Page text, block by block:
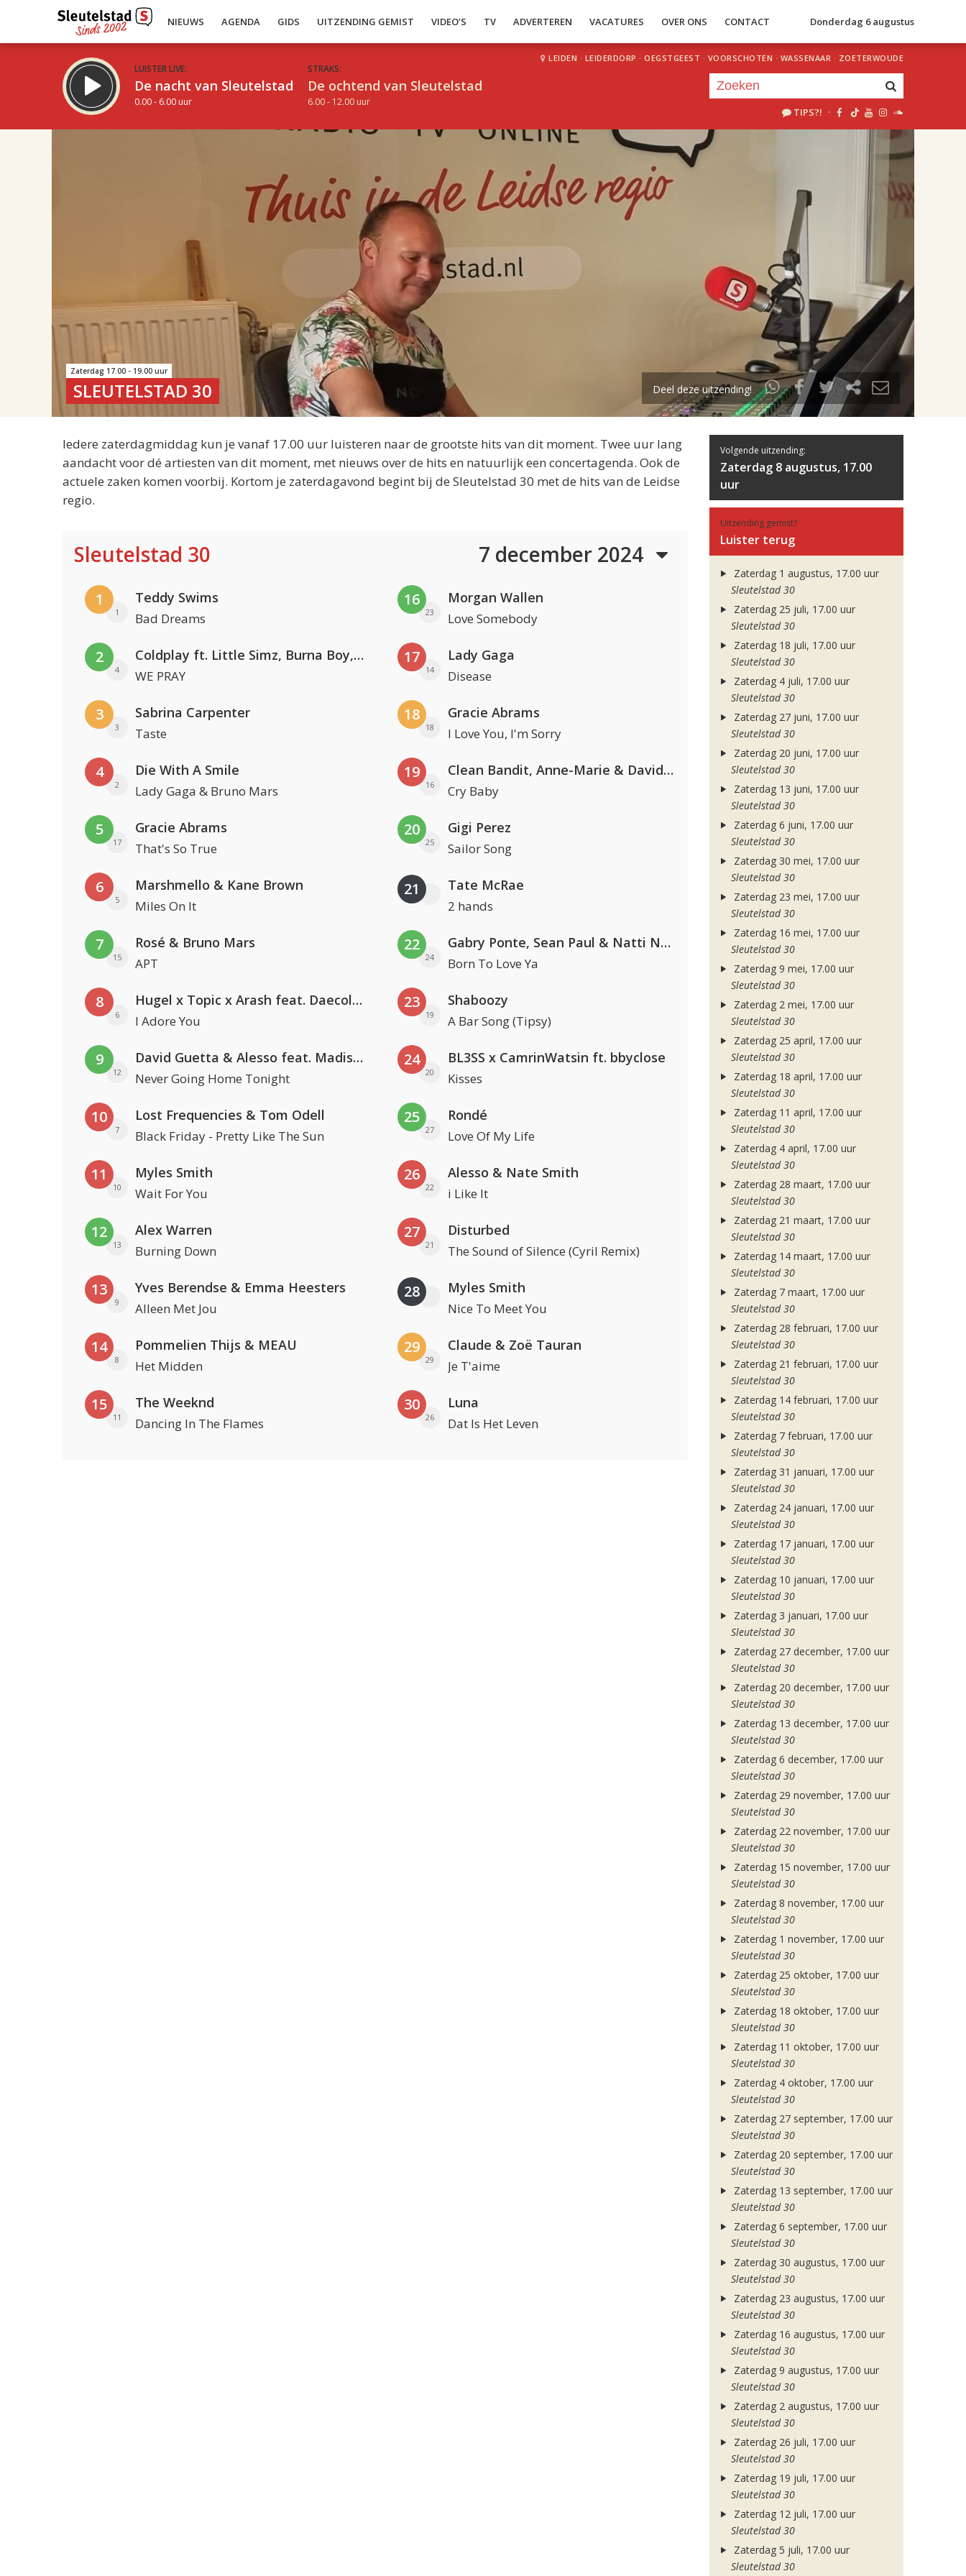
NIEUWS AGENDA GIDS UITZENDING GEMIST VIDEO’S TV ADVERTEREN VACATURES OVER ONS CONTACT Donderdag 6 augustus
LUISTER LIVE:
De nacht van Sleutelstad
0.00 - 6.00 uur
STRAKS:
De ochtend van Sleutelstad
6.00 - 12.00 uur
LEIDEN · LEIDERDORP · OEGSTGEEST · VOORSCHOTEN · WASSENAAR · ZOETERWOUDE
TIPS?! ·
uur 1 van 2
Volgend uur
Zaterdag 17.00 - 19.00 uur
SLEUTELSTAD 30 Deel deze uitzending!
Iedere zaterdagmiddag kun je vanaf 17.00 uur luisteren naar de grootste hits van dit moment. Twee uur lang
aandacht voor dé artiesten van dit moment, met nieuws over de hits en natuurlijk een concertagenda. Ook de
actuele zaken komen voorbij. Kortom je zaterdagavond begint bij de Sleutelstad 30 met de hits van de Leidse
regio.
Sleutelstad 30 7 december 2024
1
1
Teddy Swims
Bad Dreams
2
4
Coldplay ft. Little Simz, Burna Boy, Elyanna & Tini
WE PRAY
3
3
Sabrina Carpenter
Taste
4
2
Die With A Smile
Lady Gaga & Bruno Mars
5
17
Gracie Abrams
That's So True
6
5
Marshmello & Kane Brown
Miles On It
7
15
Rosé & Bruno Mars
APT
8
6
Hugel x Topic x Arash feat. Daecolm
I Adore You
9
12
David Guetta & Alesso feat. Madison Love
Never Going Home Tonight
10
7
Lost Frequencies & Tom Odell
Black Friday - Pretty Like The Sun
11
10
Myles Smith
Wait For You
12
13
Alex Warren
Burning Down
13
9
Yves Berendse & Emma Heesters
Alleen Met Jou
14
8
Pommelien Thijs & MEAU
Het Midden
15
11
The Weeknd
Dancing In The Flames
16
23
Morgan Wallen
Love Somebody
17
14
Lady Gaga
Disease
18
18
Gracie Abrams
I Love You, I'm Sorry
19
16
Clean Bandit, Anne-Marie & David Guetta
Cry Baby
20
25
Gigi Perez
Sailor Song
21 Tate McRae
2 hands
22
24
Gabry Ponte, Sean Paul & Natti Natasha
Born To Love Ya
23
19
Shaboozy
A Bar Song (Tipsy)
24
20
BL3SS x CamrinWatsin ft. bbyclose
Kisses
25
27
Rondé
Love Of My Life
26
22
Alesso & Nate Smith
i Like It
27
21
Disturbed
The Sound of Silence (Cyril Remix)
28 Myles Smith
Nice To Meet You
29
29
Claude & Zoë Tauran
Je T'aime
30
26
Luna
Dat Is Het Leven
Volgende uitzending:
Zaterdag 8 augustus, 17.00
uur
Uitzending gemist?
Luister terug
Zaterdag 1 augustus, 17.00 uur
Sleutelstad 30
Zaterdag 25 juli, 17.00 uur
Sleutelstad 30
Zaterdag 18 juli, 17.00 uur
Sleutelstad 30
Zaterdag 4 juli, 17.00 uur
Sleutelstad 30
Zaterdag 27 juni, 17.00 uur
Sleutelstad 30
Zaterdag 20 juni, 17.00 uur
Sleutelstad 30
Zaterdag 13 juni, 17.00 uur
Sleutelstad 30
Zaterdag 6 juni, 17.00 uur
Sleutelstad 30
Zaterdag 30 mei, 17.00 uur
Sleutelstad 30
Zaterdag 23 mei, 17.00 uur
Sleutelstad 30
Zaterdag 16 mei, 17.00 uur
Sleutelstad 30
Zaterdag 9 mei, 17.00 uur
Sleutelstad 30
Zaterdag 2 mei, 17.00 uur
Sleutelstad 30
Zaterdag 25 april, 17.00 uur
Sleutelstad 30
Zaterdag 18 april, 17.00 uur
Sleutelstad 30
Zaterdag 11 april, 17.00 uur
Sleutelstad 30
Zaterdag 4 april, 17.00 uur
Sleutelstad 30
Zaterdag 28 maart, 17.00 uur
Sleutelstad 30
Zaterdag 21 maart, 17.00 uur
Sleutelstad 30
Zaterdag 14 maart, 17.00 uur
Sleutelstad 30
Zaterdag 7 maart, 17.00 uur
Sleutelstad 30
Zaterdag 28 februari, 17.00 uur
Sleutelstad 30
Zaterdag 21 februari, 17.00 uur
Sleutelstad 30
Zaterdag 14 februari, 17.00 uur
Sleutelstad 30
Zaterdag 7 februari, 17.00 uur
Sleutelstad 30
Zaterdag 31 januari, 17.00 uur
Sleutelstad 30
Zaterdag 24 januari, 17.00 uur
Sleutelstad 30
Zaterdag 17 januari, 17.00 uur
Sleutelstad 30
Zaterdag 10 januari, 17.00 uur
Sleutelstad 30
Zaterdag 3 januari, 17.00 uur
Sleutelstad 30
Zaterdag 27 december, 17.00 uur
Sleutelstad 30
Zaterdag 20 december, 17.00 uur
Sleutelstad 30
Zaterdag 13 december, 17.00 uur
Sleutelstad 30
Zaterdag 6 december, 17.00 uur
Sleutelstad 30
Zaterdag 29 november, 17.00 uur
Sleutelstad 30
Zaterdag 22 november, 17.00 uur
Sleutelstad 30
Zaterdag 15 november, 17.00 uur
Sleutelstad 30
Zaterdag 8 november, 17.00 uur
Sleutelstad 30
Zaterdag 1 november, 17.00 uur
Sleutelstad 30
Zaterdag 25 oktober, 17.00 uur
Sleutelstad 30
Zaterdag 18 oktober, 17.00 uur
Sleutelstad 30
Zaterdag 11 oktober, 17.00 uur
Sleutelstad 30
Zaterdag 4 oktober, 17.00 uur
Sleutelstad 30
Zaterdag 27 september, 17.00 uur
Sleutelstad 30
Zaterdag 20 september, 17.00 uur
Sleutelstad 30
Zaterdag 13 september, 17.00 uur
Sleutelstad 30
Zaterdag 6 september, 17.00 uur
Sleutelstad 30
Zaterdag 30 augustus, 17.00 uur
Sleutelstad 30
Zaterdag 23 augustus, 17.00 uur
Sleutelstad 30
Zaterdag 16 augustus, 17.00 uur
Sleutelstad 30
Zaterdag 9 augustus, 17.00 uur
Sleutelstad 30
Zaterdag 2 augustus, 17.00 uur
Sleutelstad 30
Zaterdag 26 juli, 17.00 uur
Sleutelstad 30
Zaterdag 19 juli, 17.00 uur
Sleutelstad 30
Zaterdag 12 juli, 17.00 uur
Sleutelstad 30
Zaterdag 5 juli, 17.00 uur
Sleutelstad 30